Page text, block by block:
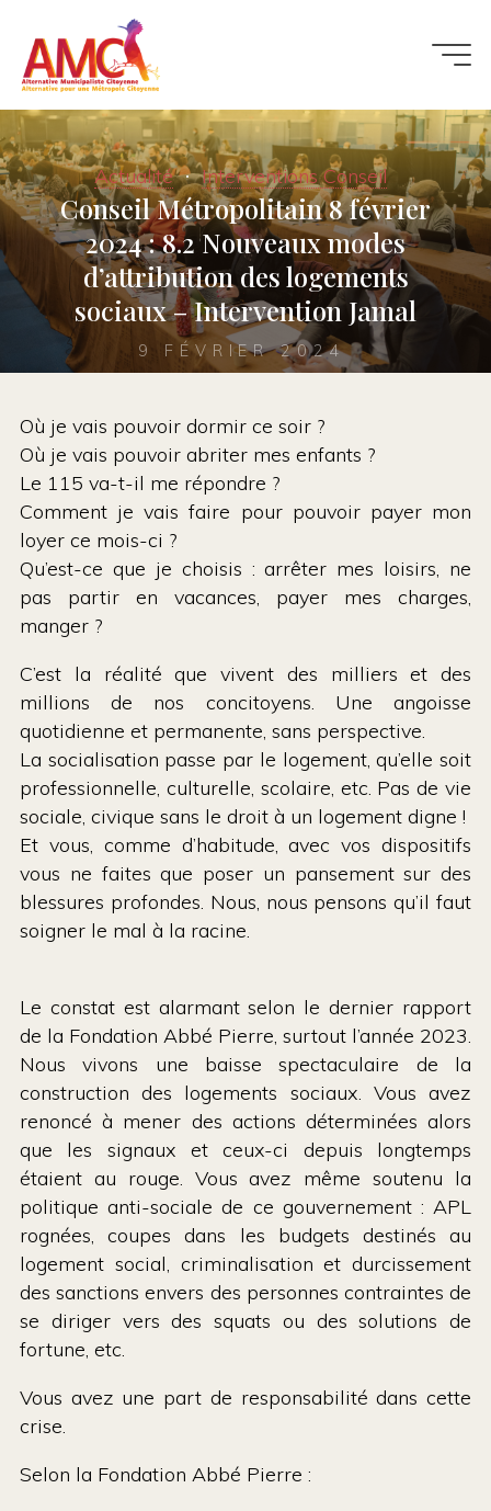
contenu
Actualité Interventions Conseil
Conseil Métropolitain 8 février
2024 : 8.2 Nouveaux modes
d’attribution des logements
sociaux – Intervention Jamal
9 FÉVRIER 2024
Où je vais pouvoir dormir ce soir ?
Où je vais pouvoir abriter mes enfants ?
Le 115 va-t-il me répondre ?
Comment je vais faire pour pouvoir payer mon
loyer ce mois-ci ?
Qu’est-ce que je choisis : arrêter mes loisirs, ne
pas partir en vacances, payer mes charges,
manger ?
C’est la réalité que vivent des milliers et des
millions de nos concitoyens. Une angoisse
quotidienne et permanente, sans perspective.
La socialisation passe par le logement, qu’elle soit
professionnelle, culturelle, scolaire, etc. Pas de vie
sociale, civique sans le droit à un logement digne !
Et vous, comme d’habitude, avec vos dispositifs
vous ne faites que poser un pansement sur des
blessures profondes. Nous, nous pensons qu’il faut
soigner le mal à la racine.
Le constat est alarmant selon le dernier rapport
de la Fondation Abbé Pierre, surtout l’année 2023.
Nous vivons une baisse spectaculaire de la
construction des logements sociaux. Vous avez
renoncé à mener des actions déterminées alors
que les signaux et ceux-ci depuis longtemps
étaient au rouge. Vous avez même soutenu la
politique anti-sociale de ce gouvernement : APL
rognées, coupes dans les budgets destinés au
logement social, criminalisation et durcissement
des sanctions envers des personnes contraintes de
se diriger vers des squats ou des solutions de
fortune, etc.
Vous avez une part de responsabilité dans cette
crise.
Selon la Fondation Abbé Pierre :